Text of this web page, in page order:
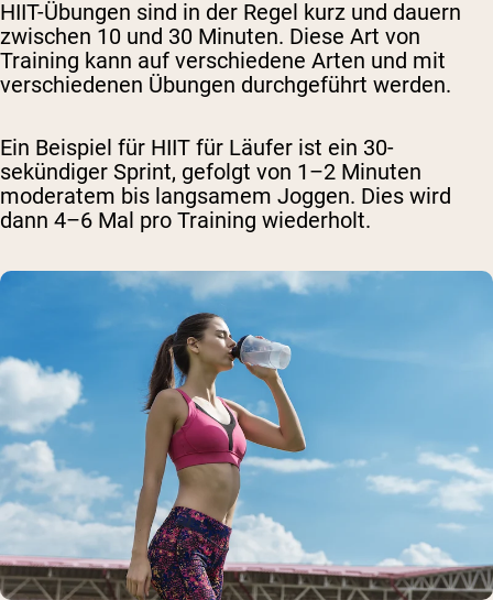
HIIT-Übungen sind in der Regel kurz und dauern
zwischen 10 und 30 Minuten. Diese Art von
Training kann auf verschiedene Arten und mit
verschiedenen Übungen durchgeführt werden.
Ein Beispiel für HIIT für Läufer ist ein 30-
sekündiger Sprint, gefolgt von 1–2 Minuten
moderatem bis langsamem Joggen. Dies wird
dann 4–6 Mal pro Training wiederholt.